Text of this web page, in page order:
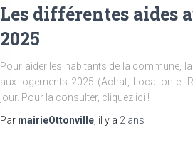
Les différentes aides
2025
Pour aider les habitants de la commune,
aux logements 2025 (Achat, Location et
jour. Pour la consulter, cliquez ici !
Par mairieOttonville, il y a 2 ans